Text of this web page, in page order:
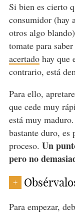
Si bien es cierto
consumidor (hay
otros algo
tomate para
acertadohay que
contrario, está
Para ello,
que cede muy
está muy
bastante duro, es
proceso. Un
pero no
+
Para empezar,